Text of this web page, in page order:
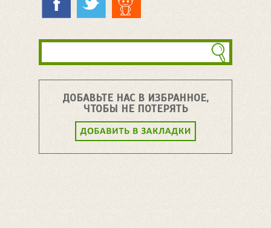
ДОБАВЬТЕ НАС В ИЗБРАННОЕ,
ЧТОБЫ НЕ ПОТЕРЯТЬ